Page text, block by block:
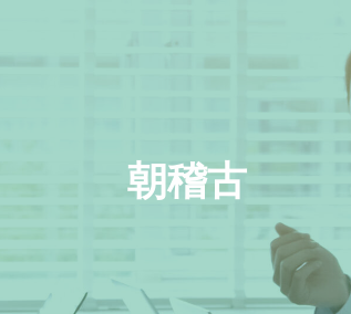
朝稽古